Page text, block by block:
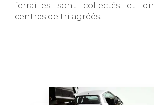
ferrailles sont collectés et
centres de tri agréés.